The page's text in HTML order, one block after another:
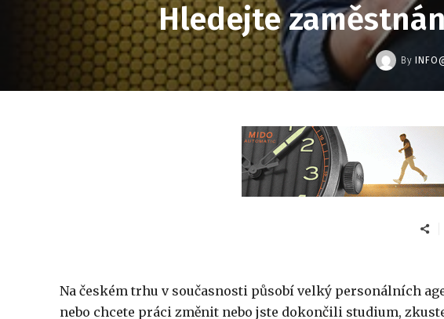
Hledejte
By
Na českém trhu v současnosti působí velký personálních
nebo chcete práci změnit nebo jste dokončili studium,